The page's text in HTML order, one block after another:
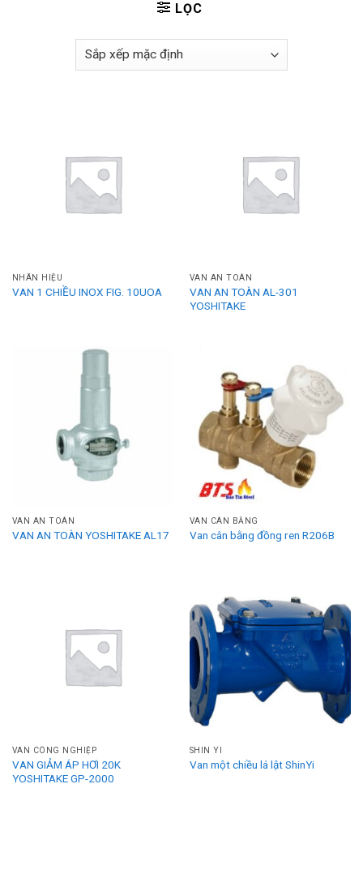
LỌC
NHÃN HIỆU
VAN 1 CHIỀU INOX FIG. 10UOA
VAN AN TOÀN
VAN AN TOÀN AL-301
YOSHITAKE
VAN AN TOÀN
VAN AN TOÀN YOSHITAKE AL17
VAN CÂN BẰNG
Van cân bằng đồng ren R206B
VAN CÔNG NGHIỆP
VAN GIẢM ÁP HƠI 20K
YOSHITAKE GP-2000
SHIN YI
Van một chiều lá lật ShinYi